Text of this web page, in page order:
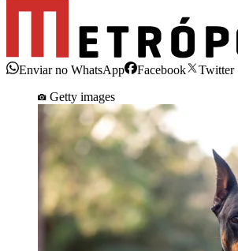
Enviar no WhatsApp Facebook
Twitter
Getty images